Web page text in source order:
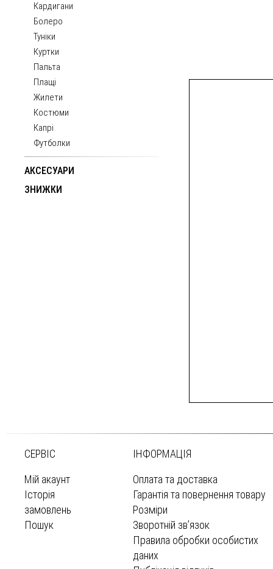
Кардигани
Болеро
Туніки
Куртки
Пальта
Плащі
Жилети
Костюми
Капрі
Футболки
АКСЕСУАРИ
ЗНИЖКИ
СЕРВІС
Мій акаунт
Історія
замовлень
Пошук
ІНФОРМАЦІЯ
Оплата та доставка
Гарантія та повернення товару
Розміри
Зворотній зв’язок
Правила обробки особистих
даних